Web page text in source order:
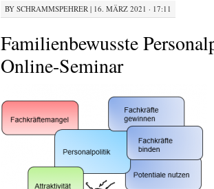
BY SCHRAMMSPEHRER | 16. MÄRZ 2021 · 17:11
Familienbewusste
Online-Seminar